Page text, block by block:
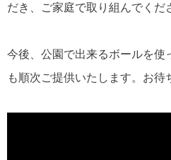
だき、ご家庭で取り組んでくだ
今後、公園で出来るボールを使
も順次ご提供いたします。お待